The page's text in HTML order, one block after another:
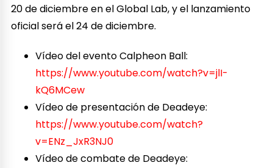
20 de diciembre en el Global Lab, y el lanzamiento
oficial será el 24 de diciembre.
Vídeo del evento Calpheon Ball:
https://www.youtube.com/watch?v=jlI-
kQ6MCew
Vídeo de presentación de Deadeye:
https://www.youtube.com/watch?
v=ENz_JxR3NJ0
Vídeo de combate de Deadeye: